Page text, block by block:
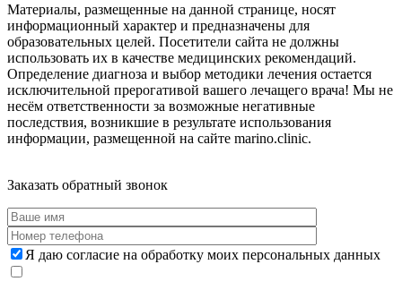
Материалы, размещенные на данной странице, носят
информационный характер и предназначены для
образовательных целей. Посетители сайта не должны
использовать их в качестве медицинских рекомендаций.
Определение диагноза и выбор методики лечения остается
исключительной прерогативой вашего лечащего врача! Мы не
несём ответственности за возможные негативные
последствия, возникшие в результате использования
информации, размещенной на сайте marino.clinic.
Заказать обратный звонок
Я даю согласие на обработку моих персональных данных